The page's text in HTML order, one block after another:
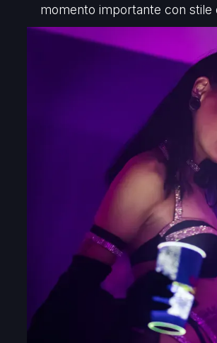
momento importante con stile